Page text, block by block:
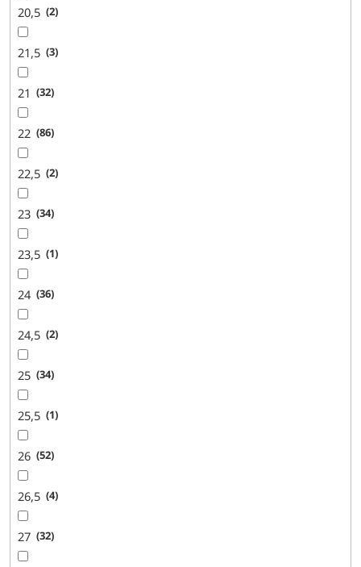
20,5 2
21,5 3
21 32
22 86
22,5 2
23 34
23,5 1
24 36
24,5 2
25 34
25,5 1
26 52
26,5 4
27 32